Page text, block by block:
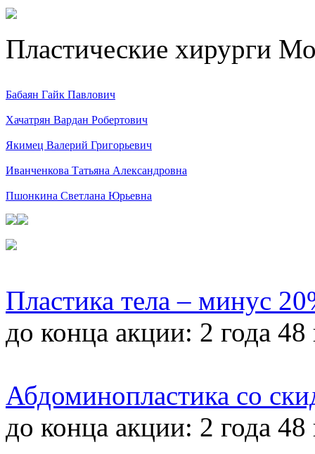
Пластические хирурги
Бабаян Гайк Павлович
Хачатрян Вардан Робертович
Якимец Валерий Григорьевич
Иванченкова Татьяна Александровна
Пшонкина Светлана Юрьевна
Пластика тела – минус
до конца акции: 2 года 48
Абдоминопластика со
до конца акции: 2 года 48